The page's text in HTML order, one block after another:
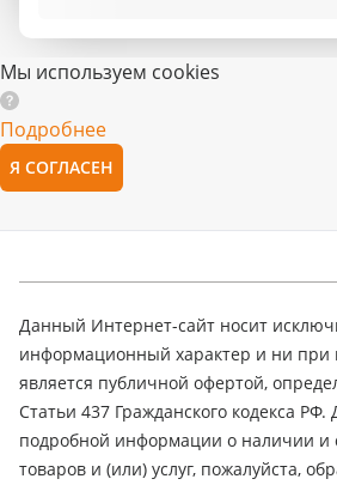
Мы используем cookies
Подробнее
Я СОГЛАСЕН
Данный Интернет-сайт носит
информационный характер и ни при
является публичной офертой,
Статьи 437 Гражданского кодекса
подробной информации о наличии и
товаров и (или) услуг, пожалуйста,